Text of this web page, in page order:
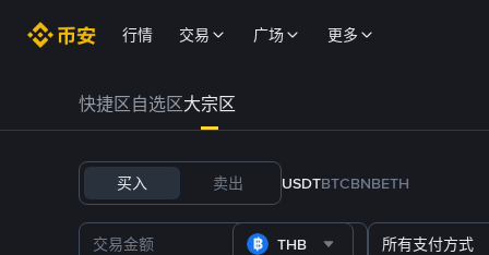
行情 交易 广场 更多
快捷区自选区大宗区
买入 卖出 USDTBTCBNBETH
THB 所有支付方式